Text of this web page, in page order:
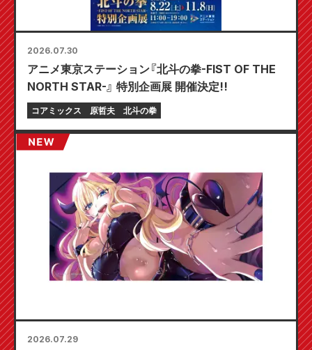
2026.07.30
アニメ東京ステーション『北斗の拳-FIST OF THE
NORTH STAR-』 特別企画展 開催決定!!
コアミックス 原哲夫 北斗の拳
2026.07.29